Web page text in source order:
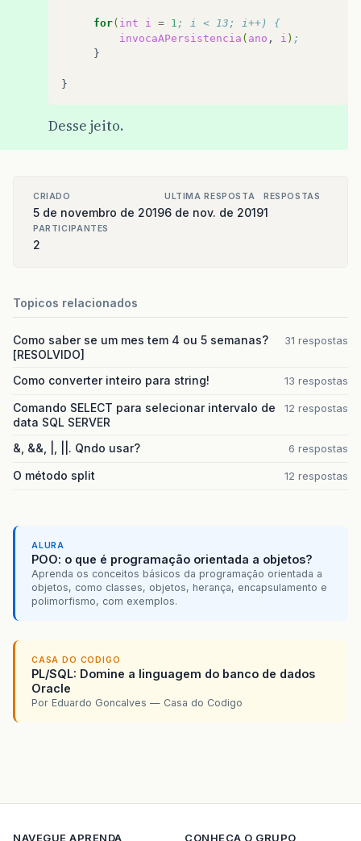
for( int i = 1 ; i < 13; i++) {
invocaAPersistencia ( ano , i ) ;
}
Desse jeito.
CRIADO
5 de novembro de 2019
ULTIMA RESPOSTA
6 de nov. de 2019
RESPOSTAS
1
PARTICIPANTES
2
Topicos relacionados
Como saber se um mes tem 4 ou 5 semanas?
[RESOLVIDO]
31 respostas
Como converter inteiro para string! 13 respostas
Comando SELECT para selecionar intervalo de
data SQL SERVER
12 respostas
&, &&, |, ||. Qndo usar? 6 respostas
O método split 12 respostas
ALURA
POO: o que é programação orientada a objetos?
Aprenda os conceitos básicos da programação orientada a
objetos, como classes, objetos, herança, encapsulamento e
polimorfismo, com exemplos.
CASA DO CODIGO
PL/SQL: Domine a linguagem do banco de dados
Oracle
Por Eduardo Goncalves — Casa do Codigo
NAVEGUE APRENDA CONHECA O GRUPO